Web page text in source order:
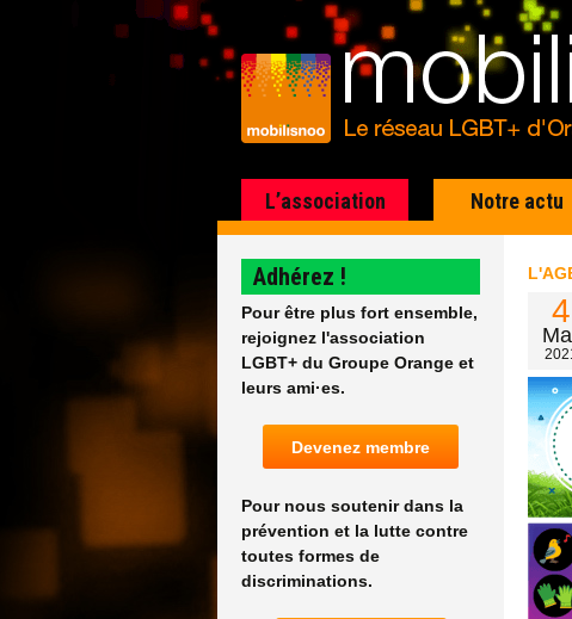
L’association Notre actu
4
Adhérez !
Pour être plus fort ensemble,
rejoignez l'association
LGBT+ du Groupe Orange et
leurs ami·es.
Devenez membre
Pour nous soutenir dans la
prévention et la lutte contre
toutes formes de
discriminations.